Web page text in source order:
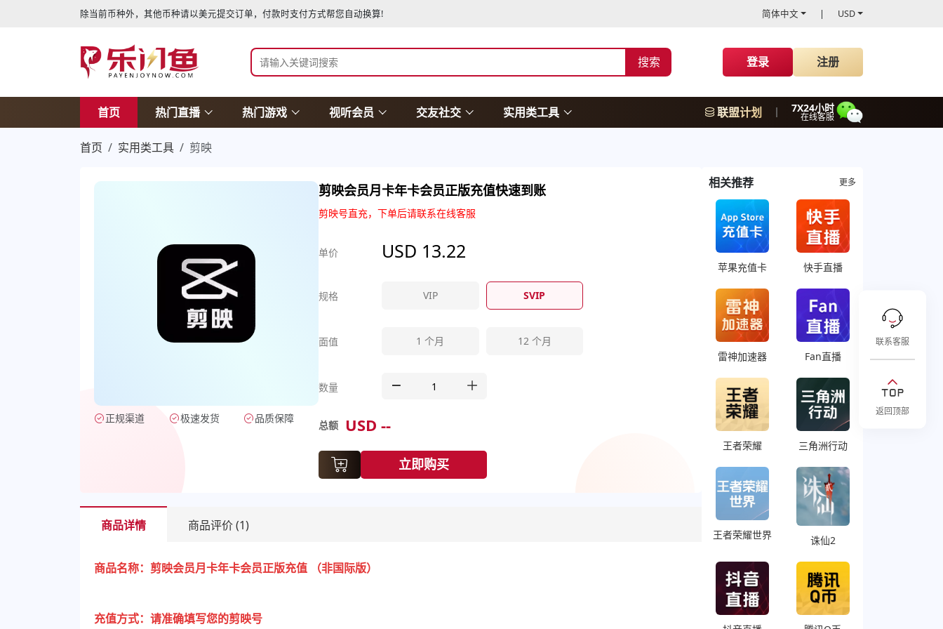
除当前币种外，其他币种请以美元提交订单，付款时支付方式帮您自动换算! 简体中文 USD
搜索 登录 注册
首页 热门直播 热门游戏 视听会员 交友社交 实用类工具 联盟计划 7X24小时
在线客服
首页 实用类工具 剪映
正规渠道 极速发货 品质保障
剪映会员月卡年卡会员正版充值快速到账
剪映号直充，下单后请联系在线客服
单价 USD 13.22
规格 VIP SVIP
面值 1 个月 12 个月
数量
总额 USD --
立即购买
商品详情 商品评价(1)
商品名称：剪映会员月卡年卡会员正版充值 （非国际版）
充值方式：请准确填写您的剪映号
相关推荐 更多
苹果充值卡 快手直播
雷神加速器 Fan直播
王者荣耀 三角洲行动
王者荣耀世界 诛仙2
联系客服
返回顶部